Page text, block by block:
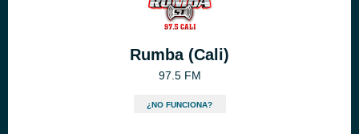
Rumba (Cali)
97.5 FM
¿NO FUNCIONA?